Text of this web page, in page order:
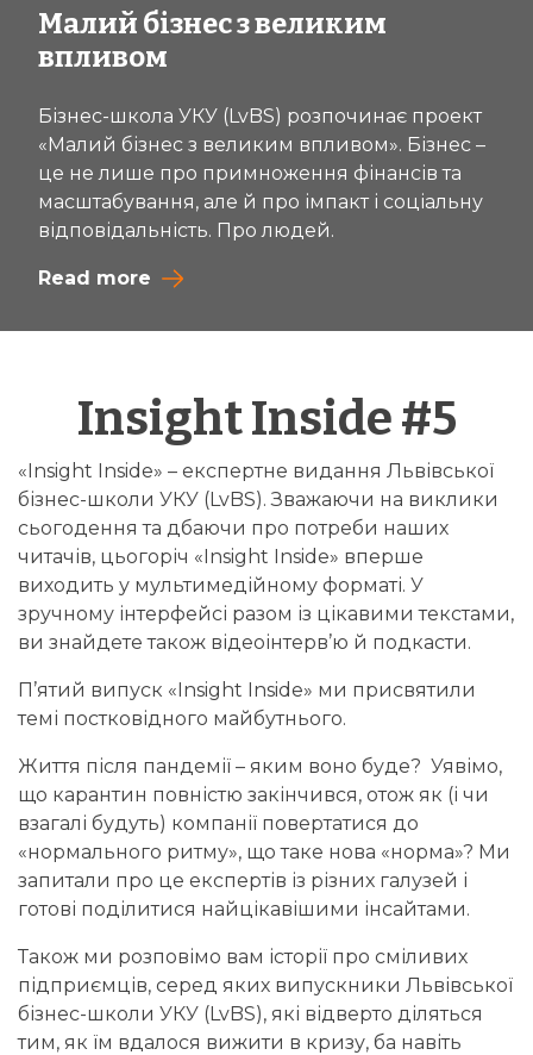
Малий бізнес з великим
впливом
Бізнес-школа УКУ (LvBS) розпочинає проект
«Малий бізнес з великим впливом». Бізнес –
це не лише про примноження фінансів та
масштабування, але й про імпакт і соціальну
відповідальність. Про людей.
Read more
Insight Inside #5
«Insight Inside» – експертне видання Львівської
бізнес-школи УКУ (LvBS). Зважаючи на виклики
сьогодення та дбаючи про потреби наших
читачів, цьогоріч «Insight Inside» вперше
виходить у мультимедійному форматі. У
зручному інтерфейсі разом із цікавими текстами,
ви знайдете також відеоінтерв’ю й подкасти.
П’ятий випуск «Insight Inside» ми присвятили
темі постковідного майбутнього.
Життя після пандемії – яким воно буде? Уявімо,
що карантин повністю закінчився, отож як (і чи
взагалі будуть) компанії повертатися до
«нормального ритму», що таке нова «норма»? Ми
запитали про це експертів із різних галузей і
готові поділитися найцікавішими інсайтами.
Також ми розповімо вам історії про сміливих
підприємців, серед яких випускники Львівської
бізнес-школи УКУ (LvBS), які відверто діляться
тим, як їм вдалося вижити в кризу, ба навіть